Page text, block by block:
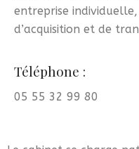
entreprise
d’acquisition et de
Téléphone :
05 55 32 99 80